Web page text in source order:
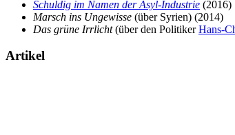
Schuldig im Namen der Asyl-Industrie (2016)
Marsch ins Ungewisse (über Syrien) (2014)
Das grüne Irrlicht(über den PolitikerHans-
Artikel